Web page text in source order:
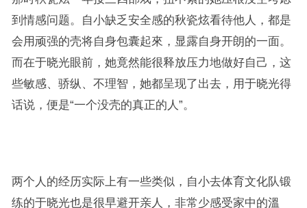
到情感问题。自小缺乏安全感的秋瓷炫看待他人，都是
会用顽强的壳将自身包囊起來，显露自身开朗的一面。
而在于晓光眼前，她竟然能很释放压力地做好自己，这
些敏感、骄纵、不理智，她都呈现了出去，用于晓光得
话说，便是“一个没壳的真正的人”。
两个人的经历实际上有一些类似，自小去体育文化队锻
练的于晓光也是很早避开亲人，非常少感受家中的溫